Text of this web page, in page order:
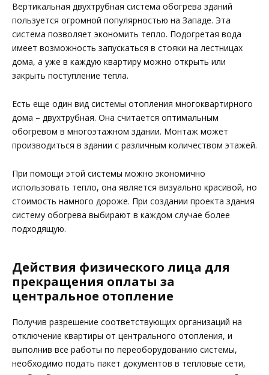
Вертикальная двухтрубная система обогрева зданий
пользуется огромной популярностью на Западе. Эта
система позволяет экономить тепло. Подогретая вода
имеет возможность запускаться в стояки на лестницах
дома, а уже в каждую квартиру можно открыть или
закрыть поступление тепла.
Есть еще один вид системы отопления многоквартирного
дома – двухтрубная. Она считается оптимальным
обогревом в многоэтажном здании. Монтаж может
производиться в здании с различным количеством этажей.
При помощи этой системы можно экономично
использовать тепло, она является визуально красивой, но
стоимость намного дороже. При создании проекта здания
систему обогрева выбирают в каждом случае более
подходящую.
Действия физического лица для
прекращения оплаты за
центральное отопление
Получив разрешение соответствующих организаций на
отключение квартиры от центрального отопления, и
выполнив все работы по переоборудованию системы,
необходимо подать пакет документов в тепловые сети,